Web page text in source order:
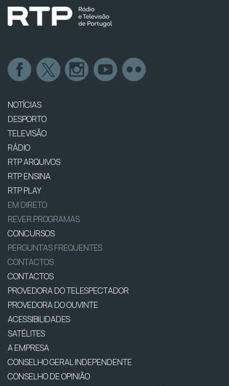
NOTÍCIAS
DESPORTO
TELEVISÃO
RÁDIO
RTP ARQUIVOS
RTP ENSINA
RTP PLAY
EM DIRETO
REVER PROGRAMAS
CONCURSOS
PERGUNTAS FREQUENTES
CONTACTOS
CONTACTOS
PROVEDORA DO TELESPECTADOR
PROVEDORA DO OUVINTE
ACESSIBILIDADES
SATÉLITES
A EMPRESA
CONSELHO GERAL INDEPENDENTE
CONSELHO DE OPINIÃO